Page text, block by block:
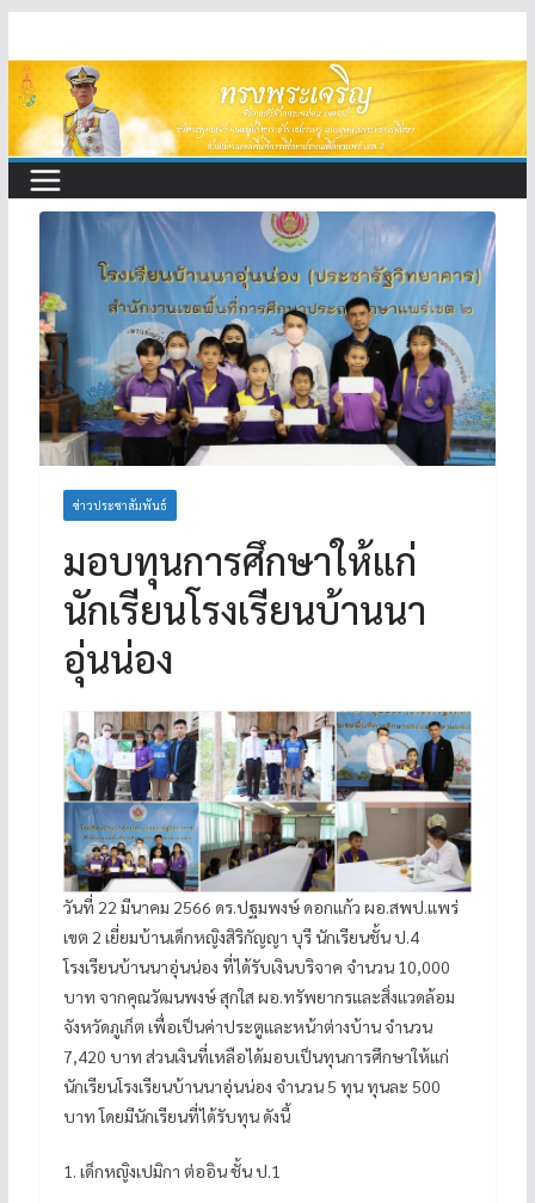
to
content
ข่าวประชาสัมพันธ์
มอบทุนการศึกษาให้แก่
นักเรียนโรงเรียนบ้านนา
อุ่นน่อง
วันที่ 22 มีนาคม 2566 ดร.ปฐมพงษ์ ดอกแก้ว ผอ.สพป.แพร่
เขต 2 เยี่ยมบ้านเด็กหญิงสิริกัญญา บุรี นักเรียนชั้น ป.4
โรงเรียนบ้านนาอุ่นน่อง ที่ได้รับเงินบริจาค จำนวน 10,000
บาท จากคุณวัฒนพงษ์ สุกใส ผอ.ทรัพยากรและสิ่งแวดล้อม
จังหวัดภูเก็ต เพื่อเป็นค่าประตูและหน้าต่างบ้าน จำนวน
7,420 บาท ส่วนเงินที่เหลือได้มอบเป็นทุนการศึกษาให้แก่
นักเรียนโรงเรียนบ้านนาอุ่นน่อง จำนวน 5 ทุน ทุนละ 500
บาท โดยมีนักเรียนที่ได้รับทุน ดังนี้
1. เด็กหญิงเปมิกา ต่ออิน ชั้น ป.1